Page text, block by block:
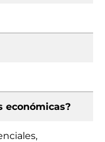
económicas?